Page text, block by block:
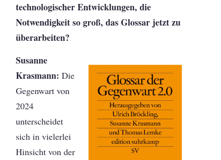
technologischer Entwicklungen, die
Notwendigkeit so groß, das Glossar jetzt zu
überarbeiten?
Susanne
Krasmann: Die
Gegenwart von
2024
unterscheidet
sich in vielerlei
Hinsicht von der